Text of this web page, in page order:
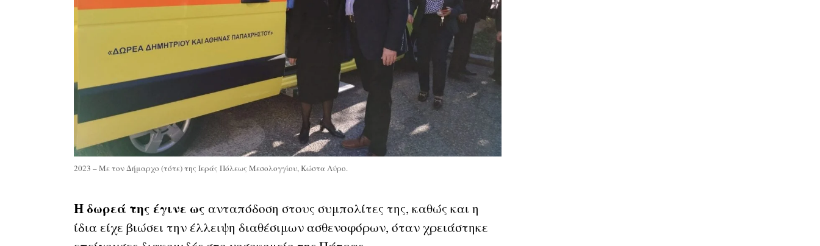
2023 – Με τον Δήμαρχο (τότε) της Ιεράς Πόλεως Μεσολογγίου, Κώστα Λύρο.
Η δωρεά της έγινε ως ανταπόδοση στους συμπολίτες της, καθώς και η
ίδια είχε βιώσει την έλλειψη διαθέσιμων ασθενοφόρων, όταν χρειάστηκε